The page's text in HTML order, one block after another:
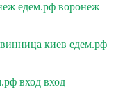
едем.рф воронеж
киев едем.рф
вход вход